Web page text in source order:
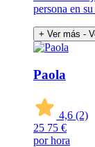
persona en
+ Ver más -
Paola
4,6 (2)
25 75 €
por hora